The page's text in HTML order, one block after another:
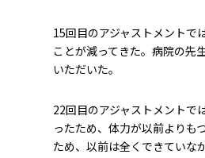
15回目のアジャストメントで
ことが減ってきた。病院の先
いただいた。
22回目のアジャストメントで
ったため、体力が以前よりも
ため、以前は全くできていな